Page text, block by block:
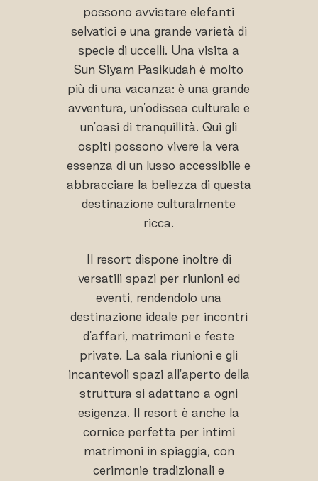
possono avvistare elefanti
selvatici e una grande varietà di
specie di uccelli. Una visita a
Sun Siyam Pasikudah è molto
più di una vacanza: è una grande
avventura, un'odissea culturale e
un'oasi di tranquillità. Qui gli
ospiti possono vivere la vera
essenza di un lusso accessibile e
abbracciare la bellezza di questa
destinazione culturalmente
ricca.
Il resort dispone inoltre di
versatili spazi per riunioni ed
eventi, rendendolo una
destinazione ideale per incontri
d'affari, matrimoni e feste
private. La sala riunioni e gli
incantevoli spazi all'aperto della
struttura si adattano a ogni
esigenza. Il resort è anche la
cornice perfetta per intimi
matrimoni in spiaggia, con
cerimonie tradizionali e